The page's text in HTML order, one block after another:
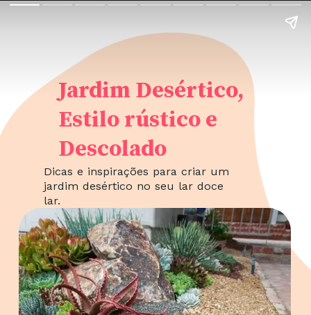
Dicas e inspirações para criar um
jardim desértico no seu lar doce
lar.
Jardim Desértico,
Estilo rústico e
Descolado